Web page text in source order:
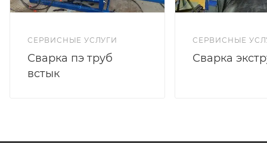
Обычно фланцевые трубы из ПЭ100
диаметров от 63 до 110 диаметра и от 6 до 13 метров
для больших диаметров. Это обусловлено
заводской длинной отрезков.
СЕРВИСНЫЕ УСЛУГИ
Сварка пэ труб
встык
СЕРВИСНЫЕ
Сварка